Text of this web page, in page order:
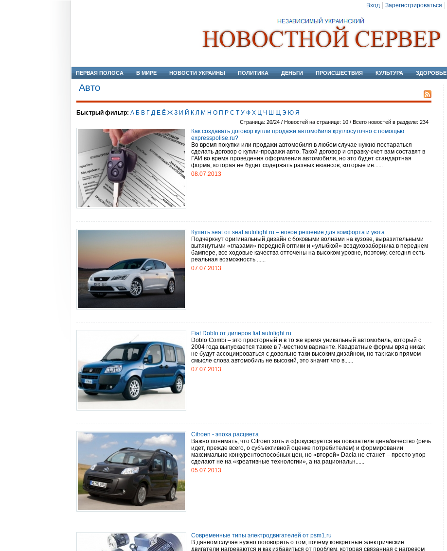
Вход Зарегистрироваться
ПЕРВАЯ ПОЛОСА В МИРЕ НОВОСТИ УКРАИНЫ ПОЛИТИКА ДЕНЬГИ ПРОИСШЕСТВИЯ КУЛЬТУРА ЗДОРОВЬЕ
Авто
Быстрый фильтр: А Б В Г Д Е Ё Ж З И Й К Л М Н О П Р С Т У Ф Х Ц Ч Ш Щ Э Ю Я
Страница: 20/24 / Новостей на странице: 10 / Всего новостей в разделе: 234
Как создавать договор купли продажи автомобиля круглосуточно с помощью
expresspolise.ru?
Во время покупки или продажи автомобиля в любом случае нужно постараться
сделать договор о купли-продажи авто. Такой договор и справку-счет вам составят в
ГАИ во время проведения оформления автомобиля, но это будет стандартная
форма, которая не будет содержать разных нюансов, которые ин......
08.07.2013
Купить seat от seat.autolight.ru – новое решение для комфорта и уюта
Подчеркнут оригинальный дизайн с боковыми волнами на кузове, выразительными
вытянутыми «глазами» передней оптики и «улыбкой» воздухозаборника в переднем
бампере, все ходовые качества отточены на высоком уровне, поэтому, сегодня есть
реальная возможность ......
07.07.2013
Fiat Doblo от дилеров fiat.autolight.ru
Doblo Combi – это просторный и в то же время уникальный автомобиль, который с
2004 года выпускается также в 7-местном варианте. Квадратные формы вряд никак
не будут ассоциироваться с довольно таки высоким дизайном, но так как в прямом
смысле слова автомобиль не высокий, это значит что в......
07.07.2013
Citroen - эпоха расцвета
Важно понимать, что Citroen хоть и сфокусируется на показателе цена/качество (речь
идет, прежде всего, о субъективной оценке потребителем) и формировании
максимально конкурентоспособных цен, но «второй» Dacia не станет – просто упор
сделают не на «креативные технологии», а на рациональн......
05.07.2013
Современные типы электродвигателей от psm1.ru
В данном случае нужно поговорить о том, почему конкретные электрические
двигатели нагреваются и как избавиться от проблем, которая связанная с нагревом